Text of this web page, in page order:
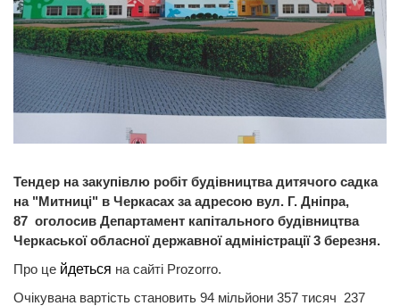
Тендер на закупівлю робіт будівництва дитячого садка
на "Митниці" в Черкасах за адресою вул. Г. Дніпра,
87 оголосив Департамент капітального будівництва
Черкаської обласної державної адміністрації 3 березня.
Про це йдеться на сайті Prozorro.
Очікувана вартість становить 94 мільйони 357 тисяч 237